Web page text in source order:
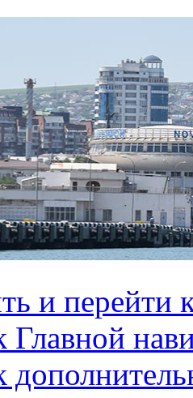
и перейти
Главной